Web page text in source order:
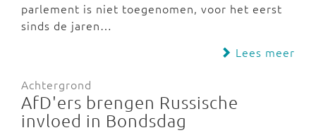
parlement is niet toegenomen, voor het eerst
sinds de jaren…
Lees meer
Achtergrond
AfD'ers brengen Russische
invloed in Bondsdag